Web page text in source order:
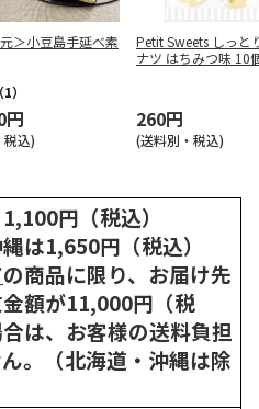
＞小豆島手延べ素
（1）
円
税込)
Petit Sweets しっと
ナツ はちみつ味 10
260円
(送料別・税込)
円（税込）
は1,650円（税込）
の商品に限り、お届け先
額が11,000円（税
は、お客様の送料負担
。（北海道・沖縄は除